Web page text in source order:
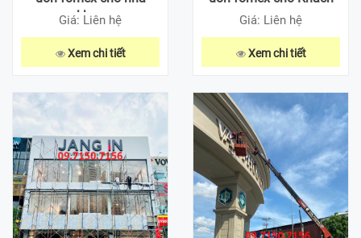
khoa
Giá: Liên hệ
Xem chi tiết
sạn
Giá: Liên hệ
Xem chi tiết